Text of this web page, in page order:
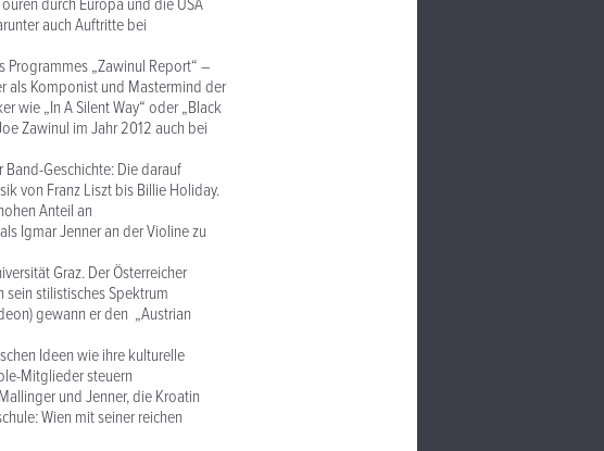
durch Europa und die USA
auch Auftritte bei
Programmes „Zawinul Report“ –
als Komponist und Mastermind der
wie „In A Silent Way“ oder „Black
Zawinul im Jahr 2012 auch bei
Geschichte: Die darauf
von Franz Liszt bis Billie Holiday.
Anteil an
Igmar Jenner an der Violine zu
Graz. Der Österreicher
stilistisches Spektrum
gewann er den „Austrian
Ideen wie ihre kulturelle
Mitglieder steuern
und Jenner, die Kroatin
Wien mit seiner reichen